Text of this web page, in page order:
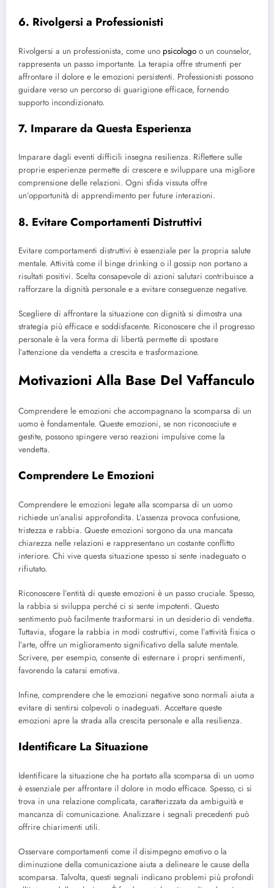
6. Rivolgersi a Professionisti
Rivolgersi a un professionista, come uno psicologo o un counselor,
rappresenta un passo importante. La terapia offre strumenti per
affrontare il dolore e le emozioni persistenti. Professionisti possono
guidare verso un percorso di guarigione efficace, fornendo
supporto incondizionato.
7. Imparare da Questa Esperienza
Imparare dagli eventi difficili insegna resilienza. Riflettere sulle
proprie esperienze permette di crescere e sviluppare una migliore
comprensione delle relazioni. Ogni sfida vissuta offre
un’opportunità di apprendimento per future interazioni.
8. Evitare Comportamenti Distruttivi
Evitare comportamenti distruttivi è essenziale per la propria salute
mentale. Attività come il binge drinking o il gossip non portano a
risultati positivi. Scelta consapevole di azioni salutari contribuisce a
rafforzare la dignità personale e a evitare conseguenze negative.
Scegliere di affrontare la situazione con dignità si dimostra una
strategia più efficace e soddisfacente. Riconoscere che il progresso
personale è la vera forma di libertà permette di spostare
l’attenzione da vendetta a crescita e trasformazione.
Motivazioni Alla Base Del Vaffanculo
Comprendere le emozioni che accompagnano la scomparsa di un
uomo è fondamentale. Queste emozioni, se non riconosciute e
gestite, possono spingere verso reazioni impulsive come la
vendetta.
Comprendere Le Emozioni
Comprendere le emozioni legate alla scomparsa di un uomo
richiede un’analisi approfondita. L’assenza provoca confusione,
tristezza e rabbia. Queste emozioni sorgono da una mancata
chiarezza nelle relazioni e rappresentano un costante conflitto
interiore. Chi vive questa situazione spesso si sente inadeguato o
rifiutato.
Riconoscere l’entità di queste emozioni è un passo cruciale. Spesso,
la rabbia si sviluppa perché ci si sente impotenti. Questo
sentimento può facilmente trasformarsi in un desiderio di vendetta.
Tuttavia, sfogare la rabbia in modi costruttivi, come l’attività fisica o
l’arte, offre un miglioramento significativo della salute mentale.
Scrivere, per esempio, consente di esternare i propri sentimenti,
favorendo la catarsi emotiva.
Infine, comprendere che le emozioni negative sono normali aiuta a
evitare di sentirsi colpevoli o inadeguati. Accettare queste
emozioni apre la strada alla crescita personale e alla resilienza.
Identificare La Situazione
Identificare la situazione che ha portato alla scomparsa di un uomo
è essenziale per affrontare il dolore in modo efficace. Spesso, ci si
trova in una relazione complicata, caratterizzata da ambiguità e
mancanza di comunicazione. Analizzare i segnali precedenti può
offrire chiarimenti utili.
Osservare comportamenti come il disimpegno emotivo o la
diminuzione della comunicazione aiuta a delineare le cause della
scomparsa. Talvolta, questi segnali indicano problemi più profondi